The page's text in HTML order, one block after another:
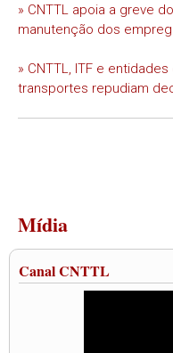
» CNTTL apoia a greve
manutenção dos
» CNTTL, ITF e
transportes repudiam
Mídia
Canal CNTTL